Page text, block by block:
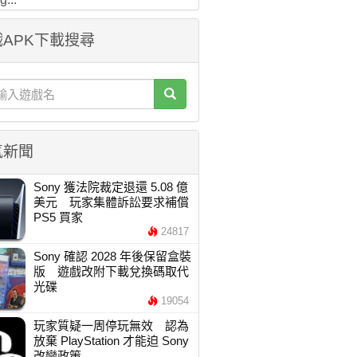
下載搜尋
聞
Sony 獲法院裁定退還 5.08 億
美元 玩家集體訴訟要求補償
PS5 買家
24817
Sony 確認 2028 年後保留盒裝
版 遊戲改附下載兌換碼取代
光碟
19054
玩家質疑一周停玩無效 認為
放棄 PlayStation 才能迫 Sony